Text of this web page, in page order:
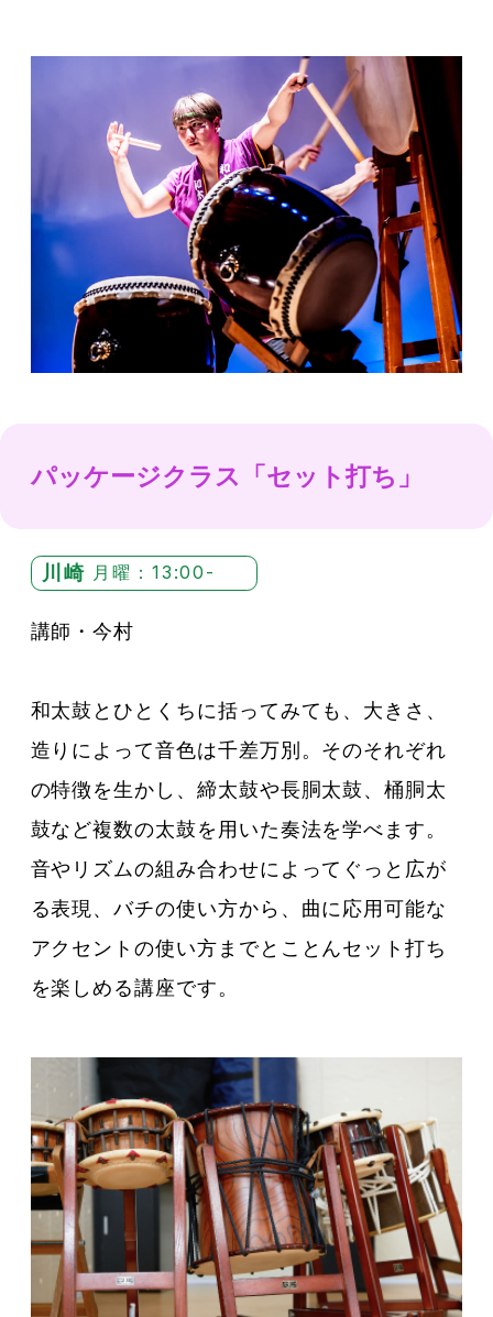
パッケージクラス「セット打ち」
川崎 月曜：13:00-
講師・今村
和太鼓とひとくちに括ってみても、大きさ、
造りによって音色は千差万別。そのそれぞれ
の特徴を生かし、締太鼓や長胴太鼓、桶胴太
鼓など複数の太鼓を用いた奏法を学べます。
音やリズムの組み合わせによってぐっと広が
る表現、バチの使い方から、曲に応用可能な
アクセントの使い方までとことんセット打ち
を楽しめる講座です。